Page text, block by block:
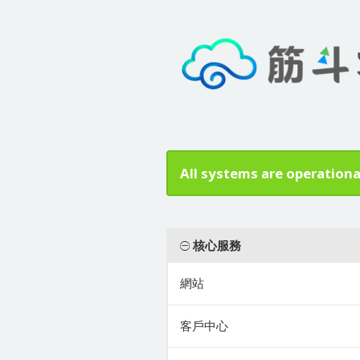
All systems are
核心服務
網站
客戶中心